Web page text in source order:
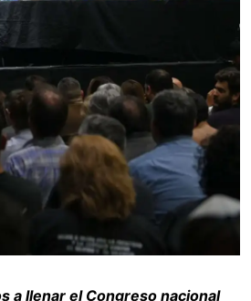
a llenar el Congreso nacional